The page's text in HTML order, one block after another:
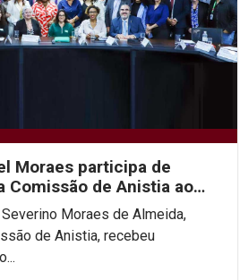
Moraes participa de
Comissão de Anistia ao
Moraes de Almeida,
de Anistia, recebeu